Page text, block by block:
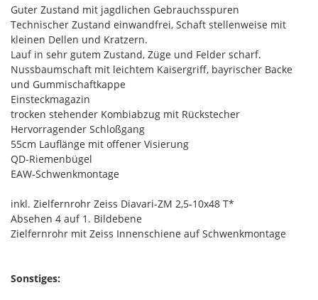
Guter Zustand mit jagdlichen Gebrauchsspuren
Technischer Zustand einwandfrei, Schaft stellenweise mit
kleinen Dellen und Kratzern.
Lauf in sehr gutem Zustand, Züge und Felder scharf.
Nussbaumschaft mit leichtem Kaisergriff, bayrischer Backe
und Gummischaftkappe
Einsteckmagazin
trocken stehender Kombiabzug mit Rückstecher
Hervorragender Schloßgang
55cm Lauflänge mit offener Visierung
QD-Riemenbügel
EAW-Schwenkmontage
inkl. Zielfernrohr Zeiss Diavari-ZM 2,5-10x48 T*
Absehen 4 auf 1. Bildebene
Zielfernrohr mit Zeiss Innenschiene auf Schwenkmontage
Sonstiges: